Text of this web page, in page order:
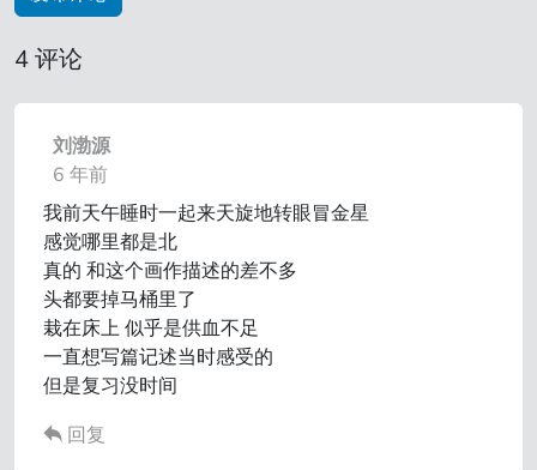
4 评论
刘渤源
6 年前
我前天午睡时一起来天旋地转眼冒金星
感觉哪里都是北
真的 和这个画作描述的差不多
头都要掉马桶里了
栽在床上 似乎是供血不足
一直想写篇记述当时感受的
但是复习没时间
回复